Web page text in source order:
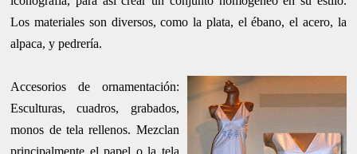
Los materiales son diversos, como la plata, el ébano, el acero, la
alpaca, y pedrería.
Accesorios de ornamentación:
Esculturas, cuadros, grabados,
monos de tela rellenos. Mezclan
principalmente el papel o la tela